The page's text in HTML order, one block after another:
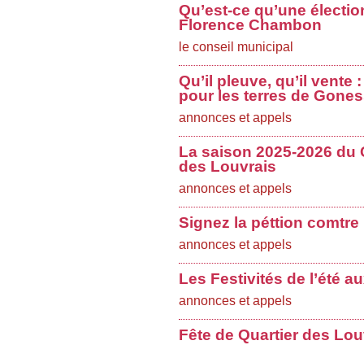
Qu’est-ce qu’une
Florence Chambon
le conseil municipal
Qu’il pleuve, qu’il vente
pour les terres de
annonces et appels
La saison 2025-2026
des Louvrais
annonces et appels
Signez la péttion
annonces et appels
Les Festivités de l’été
annonces et appels
Fête de Quartier des